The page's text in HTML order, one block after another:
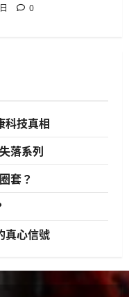
0
0
秘：你是否正中圈
0
0
科技真相
落系列
套？
真心信號